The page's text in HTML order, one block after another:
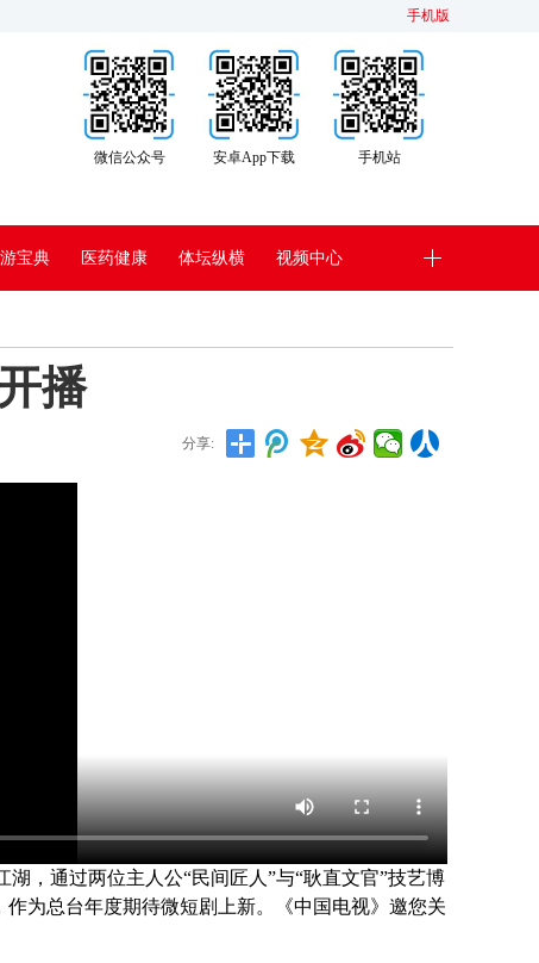
手机版
手机站
安卓App下载
微信公众号
宝典 医药健康 体坛纵横 视频中心
播
分享:
，通过两位主人公“民间匠人”与“耿直文官”技艺博
为总台年度期待微短剧上新。《中国电视》邀您关